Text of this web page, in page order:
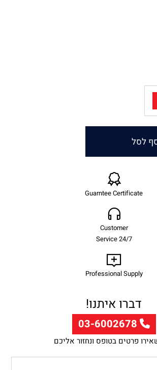
לסל
Guarntee Certificate
Customer
Service 24/7
Professional Supply
דברו איתנו!
03-6002678
פרטים בטופס ונחזור אליכם